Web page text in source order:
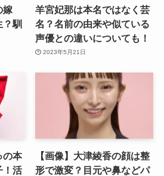
嫁
？馴
羊宮妃那は本名ではなく芸
名？名前の由来や似ている
声優との違いについても！
2023年5月21日
の本
！活
【画像】大津綾香の顔は整
形で激変？目元や鼻などパ